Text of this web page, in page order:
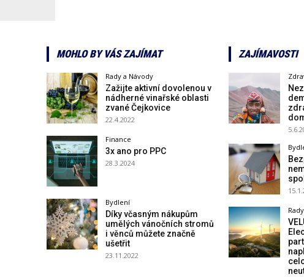
MOHLO BY VÁS ZAJÍMAT
Rady a Návody
Zažijte aktivní dovolenou v
nádherné vinařské oblasti
zvané Čejkovice
22.4.2022
Finance
3x ano pro PPC
28.3.2024
Bydlení
Díky včasným nákupům
umělých vánočních stromů
i věnců můžete značně
ušetřit
23.11.2022
ZAJÍMAVOSTI